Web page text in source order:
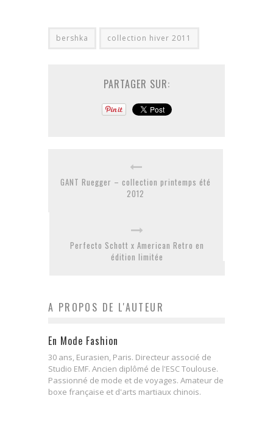
bershka collection hiver 2011
PARTAGER SUR:
GANT Ruegger – collection printemps été
2012
Perfecto Schott x American Retro en
édition limitée
A PROPOS DE L'AUTEUR
En Mode Fashion
30 ans, Eurasien, Paris. Directeur associé de
Studio EMF. Ancien diplômé de l'ESC Toulouse.
Passionné de mode et de voyages. Amateur de
boxe française et d'arts martiaux chinois.